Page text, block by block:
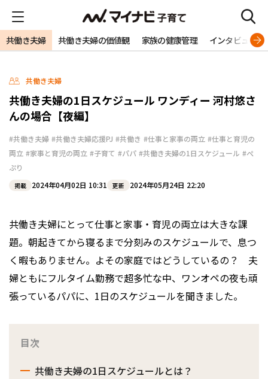
共働き夫婦 共働き夫婦の価値観 家族の健康管理 インタビュー
共働き夫婦
共働き夫婦の1日スケジュール ワンディー 河村悠さ
んの場合【夜編】
#共働き夫婦 #共働き夫婦応援PJ #共働き #仕事と家事の両立 #仕事と育児の
両立 #家事と育児の両立 #子育て #パパ #共働き夫婦の1日スケジュール #ぺ
ぷり
掲載 2024年04月02日 10:31 更新 2024年05月24日 22:20
共働き夫婦にとって仕事と家事・育児の両立は大きな課
題。朝起きてから寝るまで分刻みのスケジュールで、息つ
く暇もありません。よその家庭ではどうしているの？ 夫
婦ともにフルタイム勤務で超多忙な中、ワンオペの夜も頑
張っているパパに、1日のスケジュールを聞きました。
目次
共働き夫婦の1日スケジュールとは？